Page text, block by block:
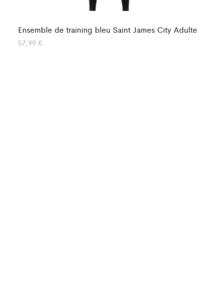
Ensemble de training bleu Saint James City Adulte
57,99 €